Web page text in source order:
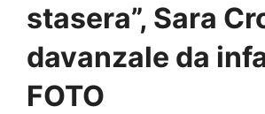
stasera”, Sara
davanzale da
FOTO